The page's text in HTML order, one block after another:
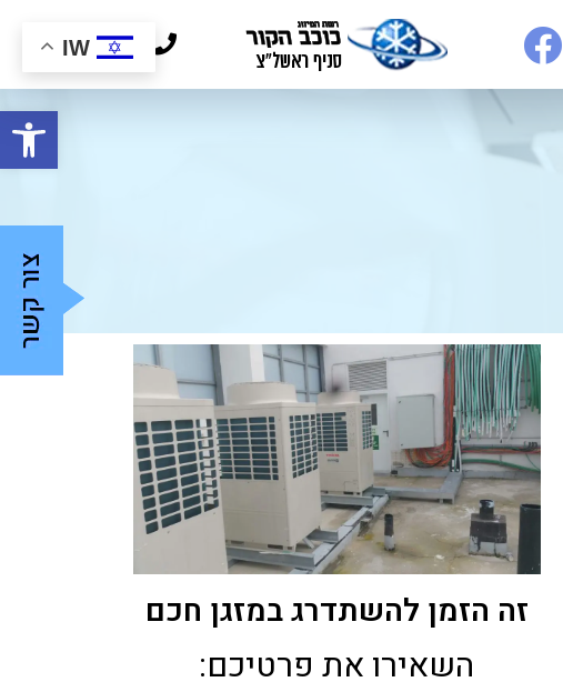
03-9624446
זה הזמן להשתדרג במזגן חכם
השאירו את פרטיכם:
IW